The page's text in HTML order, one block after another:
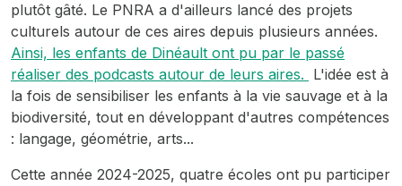
plutôt gâté. Le PNRA a d'ailleurs lancé des projets
culturels autour de ces aires depuis plusieurs années.
Ainsi, les enfants de Dinéault ont pu par le passé
réaliser des podcasts autour de leurs aires. L'idée est à
la fois de sensibiliser les enfants à la vie sauvage et à la
biodiversité, tout en développant d'autres compétences
: langage, géométrie, arts...
Cette année 2024-2025, quatre écoles ont pu participer